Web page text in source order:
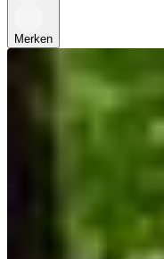
Merken